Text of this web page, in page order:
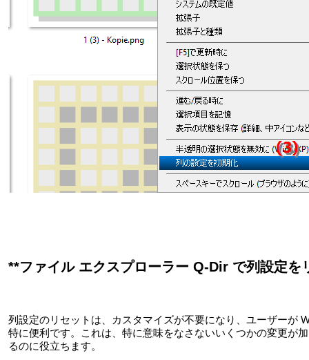
**ファイル エクスプローラー Q-Dir で列設定を
列設定のリセットは、カスタマイズが不要になり、ユーザーが
特に便利です。これは、特に意味をなさないいくつかの変更が
るのに役立ちます。